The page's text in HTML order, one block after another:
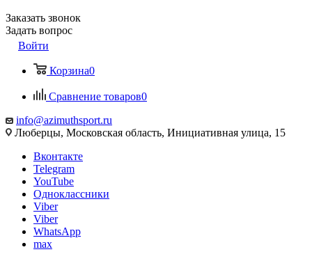
Заказать звонок
Задать вопрос
Войти
Корзина0
Сравнение товаров0
info@azimuthsport.ru
Люберцы, Московская область, Инициативная улица, 15
Вконтакте
Telegram
YouTube
Одноклассники
Viber
Viber
WhatsApp
max